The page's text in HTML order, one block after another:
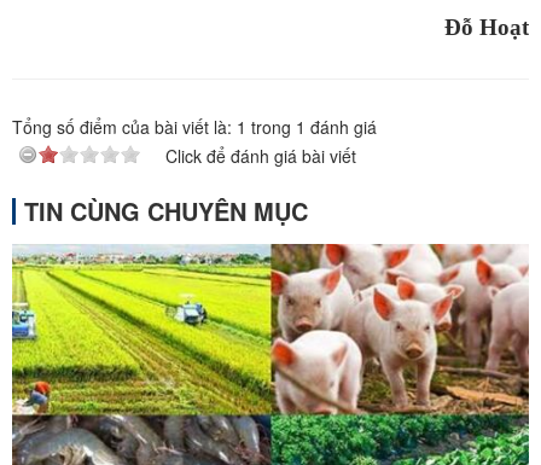
Đỗ Hoạt
Tổng số điểm của bài viết là: 1 trong 1 đánh giá
Click để đánh giá bài viết
TIN CÙNG CHUYÊN MỤC